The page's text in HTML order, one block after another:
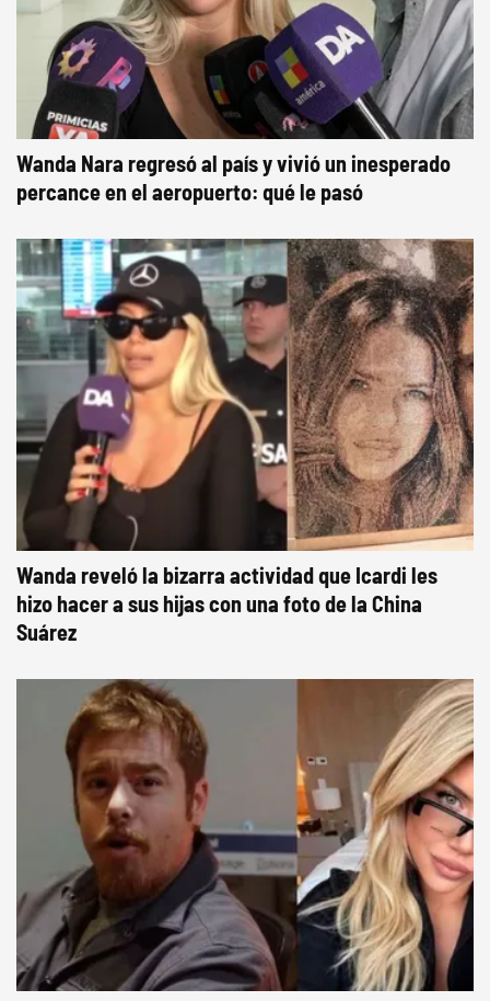
Wanda Nara regresó al país y vivió un inesperado
percance en el aeropuerto: qué le pasó
Wanda reveló la bizarra actividad que Icardi les
hizo hacer a sus hijas con una foto de la China
Suárez